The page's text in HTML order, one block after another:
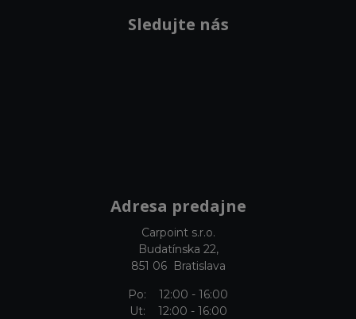
Sledujte nás
Adresa predajne
Carpoint s.r.o.
Budatínska 22,
851 06 Bratislava
Po: 12:00 - 16:00
Ut: 12:00 - 16:00